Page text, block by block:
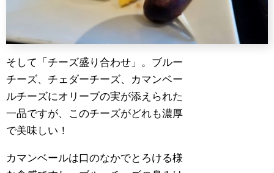
そして「チーズ盛り合わせ」。ブルー
チーズ、チェダーチーズ、カマンベー
ルチーズにオリーブの実が添えられた
一品ですが、このチーズがどれも濃厚
で美味しい！
カマンベールは口のなかでとろける様